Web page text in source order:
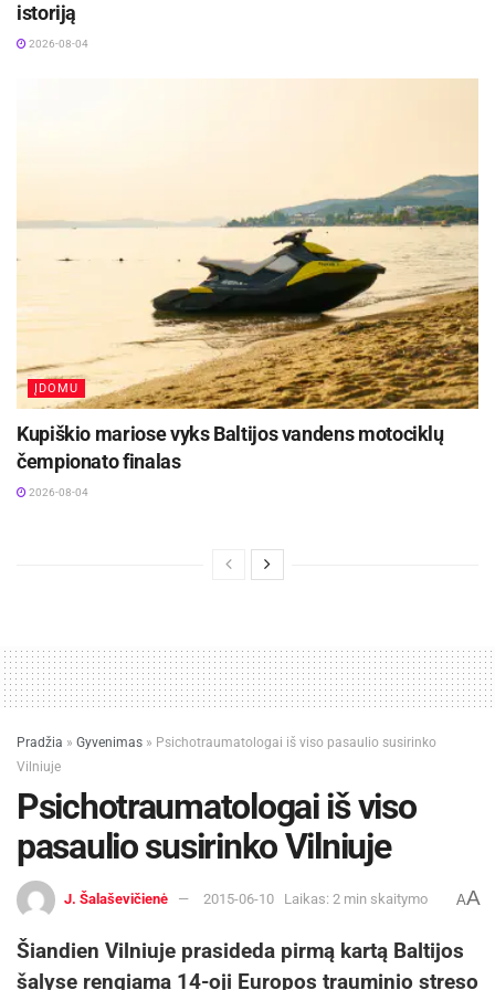
dalyvavusieji gaus dovanų įvairių filmų DVD, o
įmones ir laboratorijas; profesionalams –
stažuotės klasterio koordinatoriaus įmonėje.
Konkurso pradžia – birželio 15 d., darbus galite
siųsti iki rugpjūčio 1d. el. paštu info@cdw.lt.
Visos konkurso sąlygos – www.cdw.lt.
istoriją
2026-08-04
ĮDOMU
Kupiškio mariose vyks Baltijos vandens motociklų
čempionato finalas
2026-08-04
Pradžia » Gyvenimas » Psichotraumatologai iš viso pasaulio susirinko
Vilniuje
Psichotraumatologai iš viso
pasaulio susirinko Vilniuje
J. Šalaševičienė 2015-06-10 Laikas: 2 min skaitymo AA
Šiandien Vilniuje prasideda pirmą kartą Baltijos
šalyse rengiama 14-oji Europos trauminio streso